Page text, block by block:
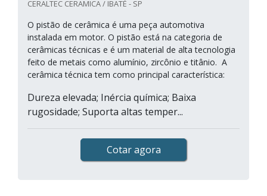
CERALTEC CERAMICA / IBATÉ - SP
O pistão de cerâmica é uma peça automotiva
instalada em motor. O pistão está na categoria de
cerâmicas técnicas e é um material de alta tecnologia
feito de metais como alumínio, zircônio e titânio. A
cerâmica técnica tem como principal característica:
Dureza elevada; Inércia química; Baixa
rugosidade; Suporta altas temper...
Cotar agora